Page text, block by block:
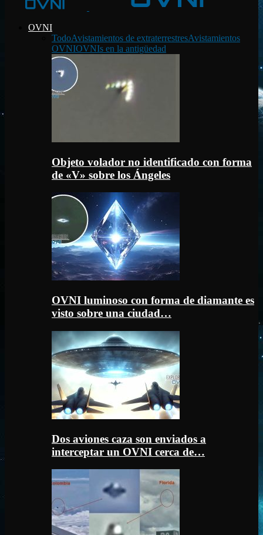
OVNI
TodoAvistamientos de extraterrestresAvistamientos
OVNIOVNIs en la antigüedad
Objeto volador no identificado con forma
de «V» sobre los Ángeles
OVNI luminoso con forma de diamante es
visto sobre una ciudad…
Dos aviones caza son enviados a
interceptar un OVNI cerca de…